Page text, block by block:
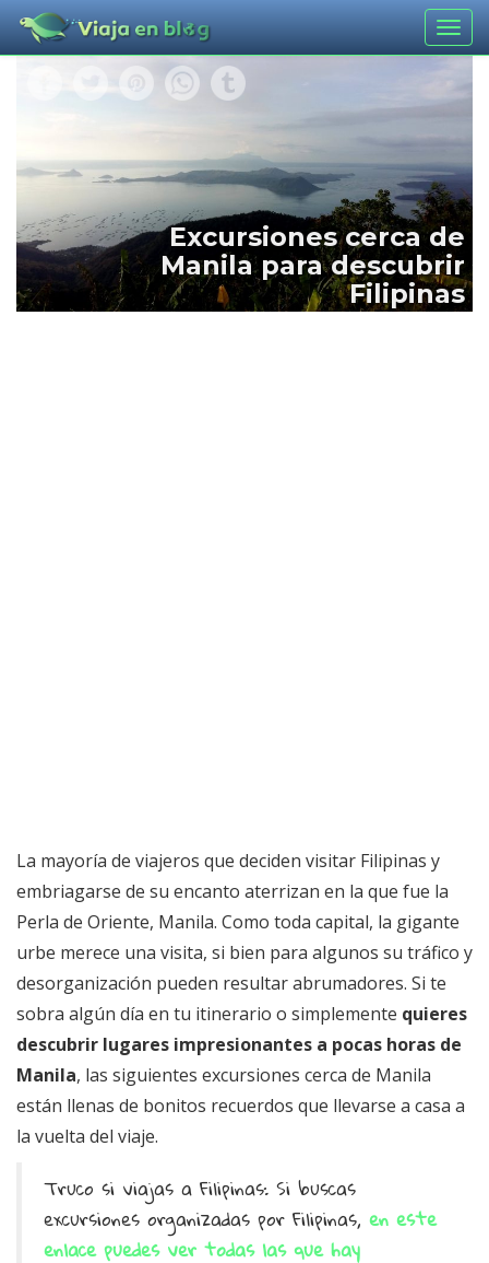
Excursiones cerca de
Manila para descubrir
Filipinas
La mayoría de viajeros que deciden visitar Filipinas y
embriagarse de su encanto aterrizan en la que fue la
Perla de Oriente, Manila. Como toda capital, la gigante
urbe merece una visita, si bien para algunos su tráfico y
desorganización pueden resultar abrumadores. Si te
sobra algún día en tu itinerario o simplemente quieres
descubrir lugares impresionantes a pocas horas de
Manila, las siguientes excursiones cerca de Manila
están llenas de bonitos recuerdos que llevarse a casa a
la vuelta del viaje.
Truco si viajas a Filipinas: Si buscas
excursiones organizadas por Filipinas, en este
enlace puedes ver todas las que hay